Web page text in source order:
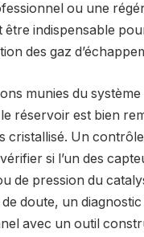
ou une
être indispensable
des gaz
munies du
réservoir est bien
cristallisé. Un
si l’un des
de pression du
doute, un
avec un outil